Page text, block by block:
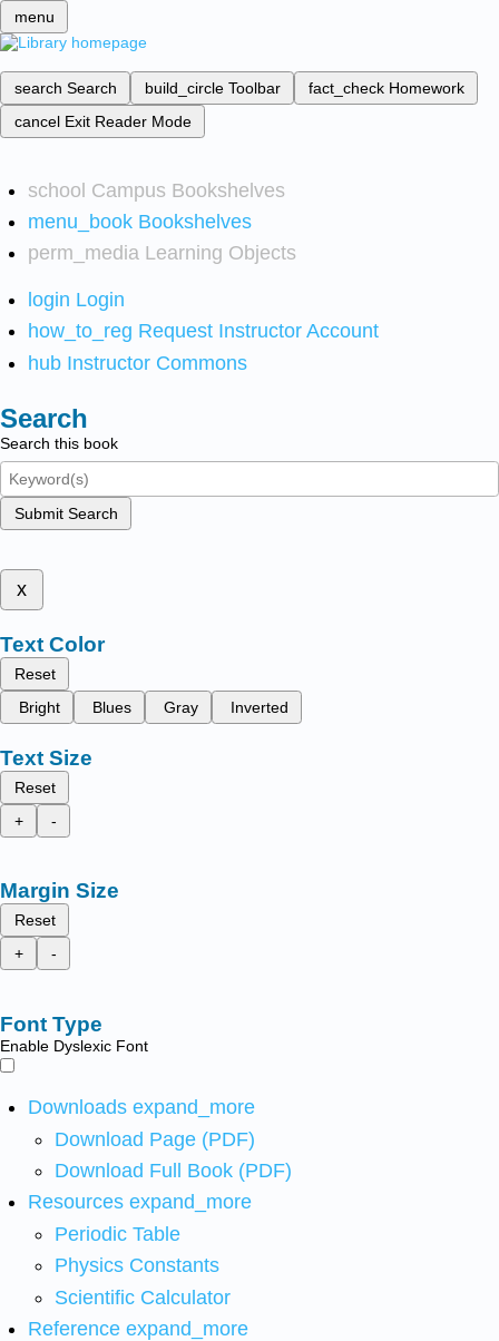
menu
search Search build_circle Toolbar fact_check Homework
cancel Exit Reader Mode
school Campus Bookshelves
menu_book Bookshelves
perm_media Learning Objects
login Login
how_to_reg Request Instructor Account
hub Instructor Commons
Search
Search this book
Submit Search
x
Text Color
Reset
Bright
Blues Gray Inverted
Text Size
Reset
+
-
Margin Size
Reset
+
-
Font Type
Enable Dyslexic Font
Downloads expand_more
Download Page (PDF)
Download Full Book (PDF)
Resources expand_more
Periodic Table
Physics Constants
Scientific Calculator
Reference expand_more